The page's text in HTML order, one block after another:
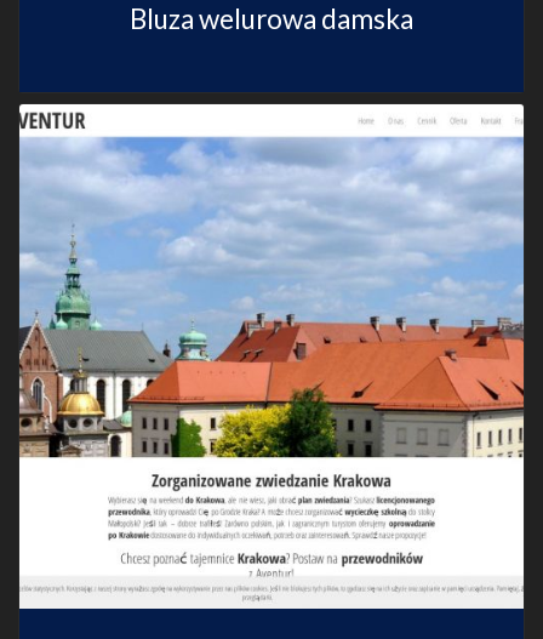
Bluza welurowa damska